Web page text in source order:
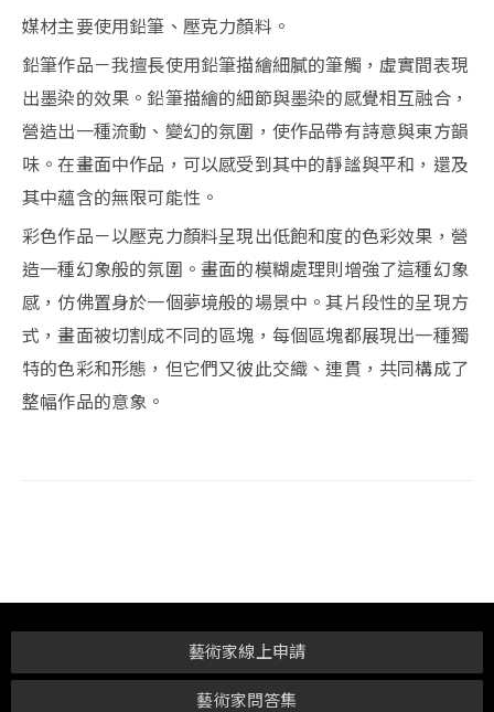
媒材主要使用鉛筆、壓克力顏料。
鉛筆作品－我擅長使用鉛筆描繪細膩的筆觸，虛實間表現
出墨染的效果。鉛筆描繪的細節與墨染的感覺相互融合，
營造出一種流動、變幻的氛圍，使作品帶有詩意與東方韻
味。在畫面中作品，可以感受到其中的靜謐與平和，還及
其中蘊含的無限可能性。
彩色作品－以壓克力顏料呈現出低飽和度的色彩效果，營
造一種幻象般的氛圍。畫面的模糊處理則增強了這種幻象
感，仿佛置身於一個夢境般的場景中。其片段性的呈現方
式，畫面被切割成不同的區塊，每個區塊都展現出一種獨
特的色彩和形態，但它們又彼此交織、連貫，共同構成了
整幅作品的意象。
藝術家問答集
藝術家線上申請